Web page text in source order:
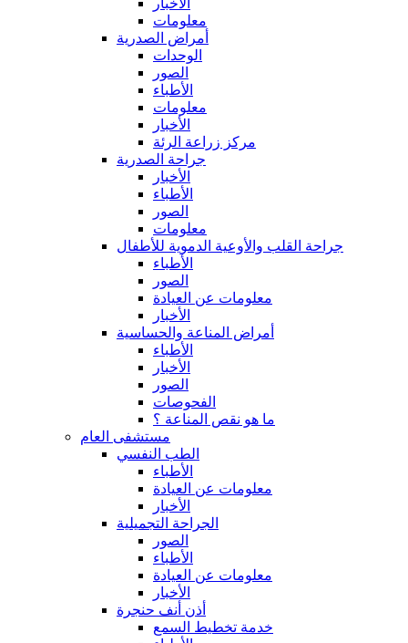
معلومات
أمراض الصدرية
الوحدات
الصور
الأطباء
معلومات
الأخبار
مركز زراعة الرئة
جراحة الصدرية
الأخبار
الأطباء
الصور
معلومات
جراحة القلب والأوعية الدموية للأطفال
الأطباء
الصور
معلومات عن العيادة
الأخبار
أمراض المناعة والحساسية
الأطباء
الأخبار
الصور
الفحوصات
ما هو نقص المناعة ؟
مستشفى العام
الطب النفسي
الأطباء
معلومات عن العيادة
الأخبار
الجراحة التجميلية
الصور
الأطباء
معلومات عن العيادة
الأخبار
أذن أنف حنجرة
خدمة تخطيط السمع